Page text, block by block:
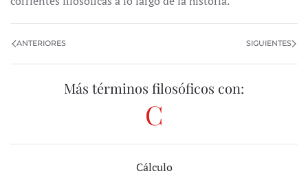
ANTERIORES SIGUIENTES
Más términos filosóficos con:
C
Cálculo